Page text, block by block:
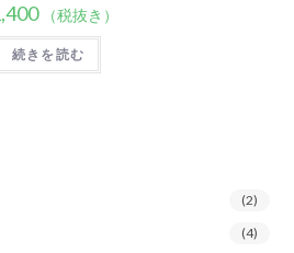
（税抜き）
続きを読む
(2)
(4)